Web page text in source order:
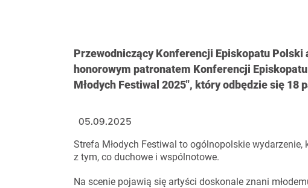
Przewodniczący Konferencji Episkopatu Polski
honorowym patronatem Konferencji
Młodych Festiwal 2025", który odbędzie się 18
Strefa Młodych Festiwal to ogólnopolskie wydarzenie,
z tym, co duchowe i wspólnotowe.
Na scenie pojawią się artyści doskonale znani
05.09.2025